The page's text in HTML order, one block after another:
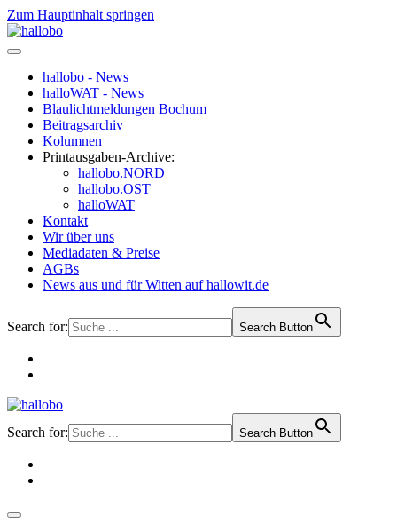
Zum Hauptinhalt springen
hallobo - News
halloWAT - News
Blaulichtmeldungen Bochum
Beitragsarchiv
Kolumnen
Printausgaben-Archive:
hallobo.NORD
hallobo.OST
halloWAT
Kontakt
Wir über uns
Mediadaten & Preise
AGBs
News aus und für Witten auf hallowit.de
Search for: Search Button
Search for: Search Button